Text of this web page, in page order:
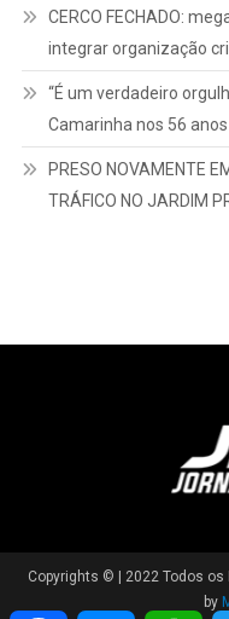
CERCO FECHADO:
integrar organização
“É um verdadeiro
Camarinha nos 56
PRESO NOVAMENTE
TRÁFICO NO JARDIM
Copyrights © | 2022 Todos
by